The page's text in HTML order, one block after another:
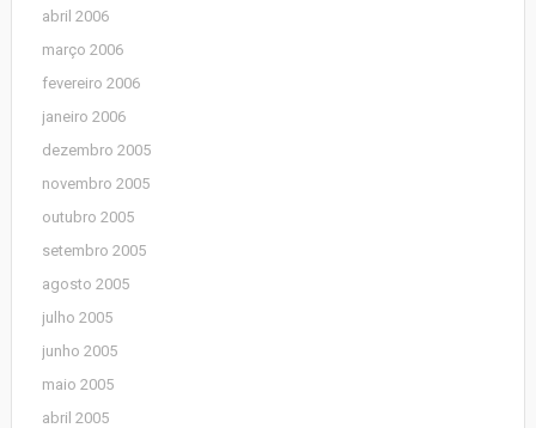
abril 2006
março 2006
fevereiro 2006
janeiro 2006
dezembro 2005
novembro 2005
outubro 2005
setembro 2005
agosto 2005
julho 2005
junho 2005
maio 2005
abril 2005